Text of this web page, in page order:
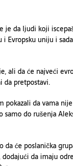
je da ljudi koji
Evropsku uniju i
ali da će najveći
da pretpostavi.
pokazali da vama
do rušenja
da će poslanička
da imaju